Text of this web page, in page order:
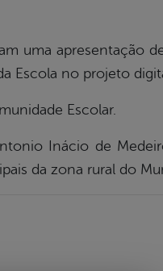
uma apresentação
Escola no projeto
Escolar.
Inácio de
da zona rural do